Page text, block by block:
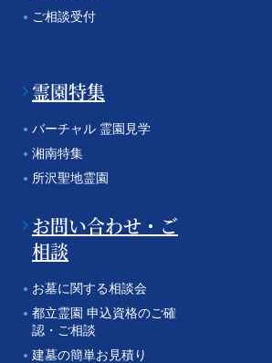
ご相談受付
霊園特集
バーチャル 霊園見学
湘南特集
所沢聖地霊園
お問い合わせ・ご
相談
お墓に関する相談会
都立霊園 申込資格のご確
認・ご相談
建墓の簡単お見積り